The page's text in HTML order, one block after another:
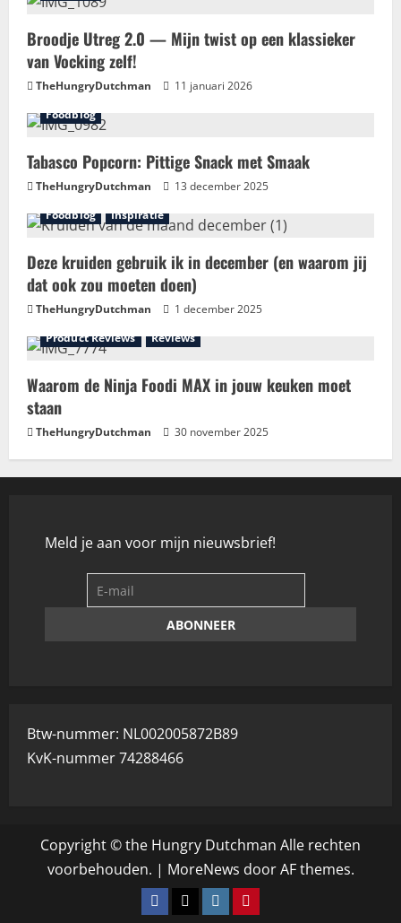
Broodje Utreg 2.0 — Mijn twist op een klassieker
van Vocking zelf!
TheHungryDutchman
11 januari 2026
Foodblog
Tabasco Popcorn: Pittige Snack met Smaak
TheHungryDutchman
13 december 2025
Foodblog
Inspiratie
Deze kruiden gebruik ik in december (en waarom jij
dat ook zou moeten doen)
TheHungryDutchman
1 december 2025
Product Reviews
Reviews
Waarom de Ninja Foodi MAX in jouw keuken moet
staan
TheHungryDutchman 30 november 2025
Meld je aan voor mijn nieuwsbrief!
Btw-nummer: NL002005872B89
KvK-nummer 74288466
Copyright © the Hungry Dutchman Alle rechten
voorbehouden. | MoreNews door AF themes.
Facebook
TiktokInstagramPinterest